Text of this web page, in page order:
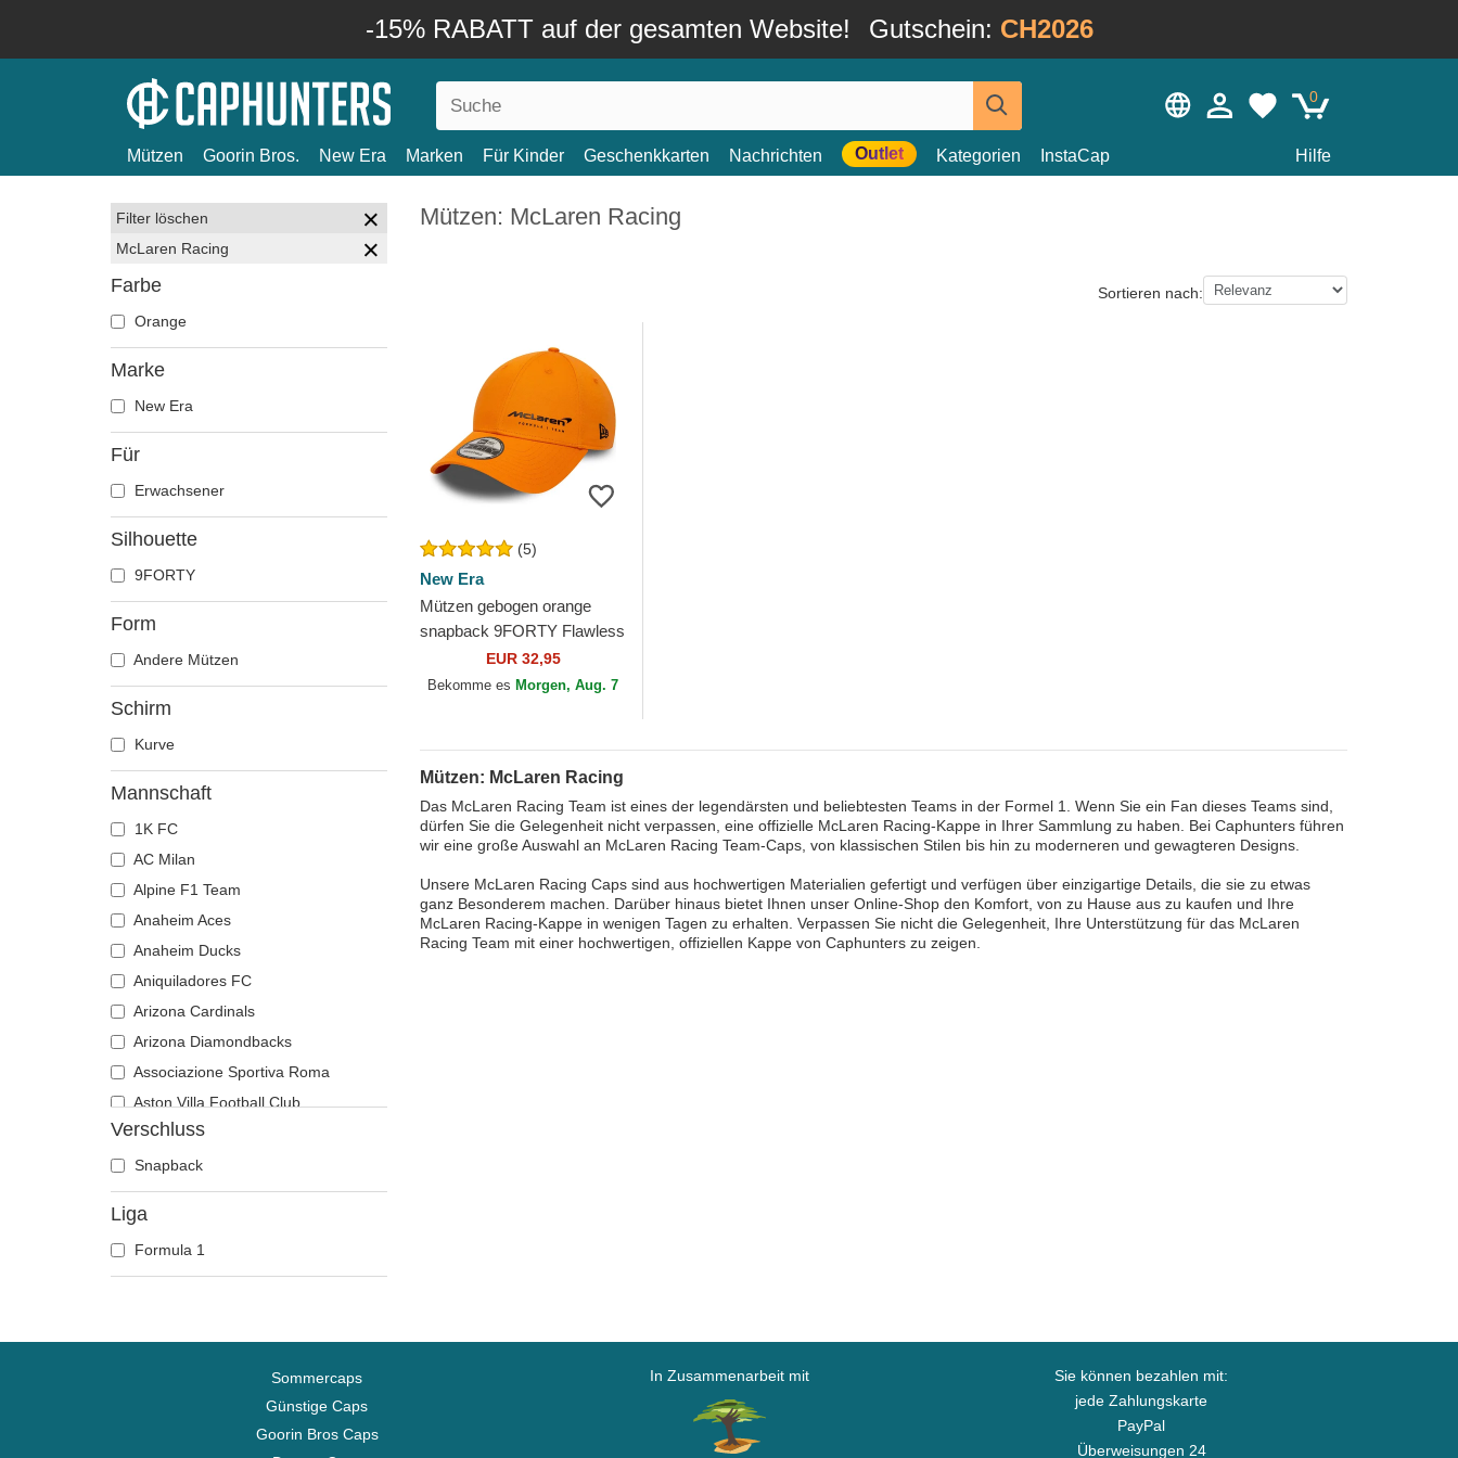
-15% RABATT auf der gesamten Website! Gutschein: CH2026
0
Mützen Goorin Bros. New Era Marken Für Kinder Geschenkkarten Nachrichten Outlet Kategorien InstaCap Hilfe
Filter löschen
McLaren Racing
Farbe
Orange
Marke
New Era
Für
Erwachsener
Silhouette
9FORTY
Form
Andere Mützen
Schirm
Kurve
Mannschaft
1K FC
AC Milan
Alpine F1 Team
Anaheim Aces
Anaheim Ducks
Aniquiladores FC
Arizona Cardinals
Arizona Diamondbacks
Associazione Sportiva Roma
Aston Villa Football Club
Atlanta Braves
Atlanta Falcons
Atlanta Hawks
Boston Bruins
Boston Celtics
Carolina Panthers
Chelsea Football Club
Verschluss
Snapback
Liga
Formula 1
Mützen: McLaren Racing
Sortieren nach:
(5)
New Era
Mützen gebogen orange
snapback 9FORTY Flawless
der McLaren Racing
Formula 1 von New Era
EUR 32,95
Bekomme es Morgen, Aug. 7
Mützen: McLaren Racing
Das McLaren Racing Team ist eines der legendärsten und beliebtesten Teams in der Formel 1. Wenn Sie ein Fan dieses Teams sind,
dürfen Sie die Gelegenheit nicht verpassen, eine offizielle McLaren Racing-Kappe in Ihrer Sammlung zu haben. Bei Caphunters führen
wir eine große Auswahl an McLaren Racing Team-Caps, von klassischen Stilen bis hin zu moderneren und gewagteren Designs.
Unsere McLaren Racing Caps sind aus hochwertigen Materialien gefertigt und verfügen über einzigartige Details, die sie zu etwas
ganz Besonderem machen. Darüber hinaus bietet Ihnen unser Online-Shop den Komfort, von zu Hause aus zu kaufen und Ihre
McLaren Racing-Kappe in wenigen Tagen zu erhalten. Verpassen Sie nicht die Gelegenheit, Ihre Unterstützung für das McLaren
Racing Team mit einer hochwertigen, offiziellen Kappe von Caphunters zu zeigen.
Sommercaps
Günstige Caps
Goorin Bros Caps
In Zusammenarbeit mit
Sie können bezahlen mit:
jede Zahlungskarte
PayPal
Überweisungen 24